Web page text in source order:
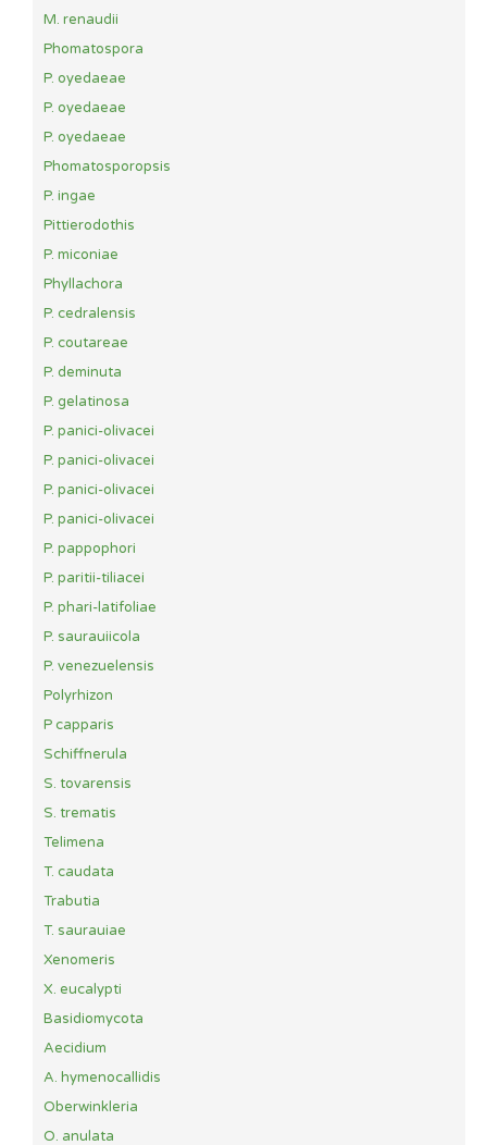
M. renaudii
Phomatospora
P. oyedaeae
P. oyedaeae
P. oyedaeae
Phomatosporopsis
P. ingae
Pittierodothis
P. miconiae
Phyllachora
P. cedralensis
P. coutareae
P. deminuta
P. gelatinosa
P. panici-olivacei
P. panici-olivacei
P. panici-olivacei
P. panici-olivacei
P. pappophori
P. paritii-tiliacei
P. phari-latifoliae
P. saurauiicola
P. venezuelensis
Polyrhizon
P capparis
Schiffnerula
S. tovarensis
S. trematis
Telimena
T. caudata
Trabutia
T. saurauiae
Xenomeris
X. eucalypti
Basidiomycota
Aecidium
A. hymenocallidis
Oberwinkleria
O. anulata